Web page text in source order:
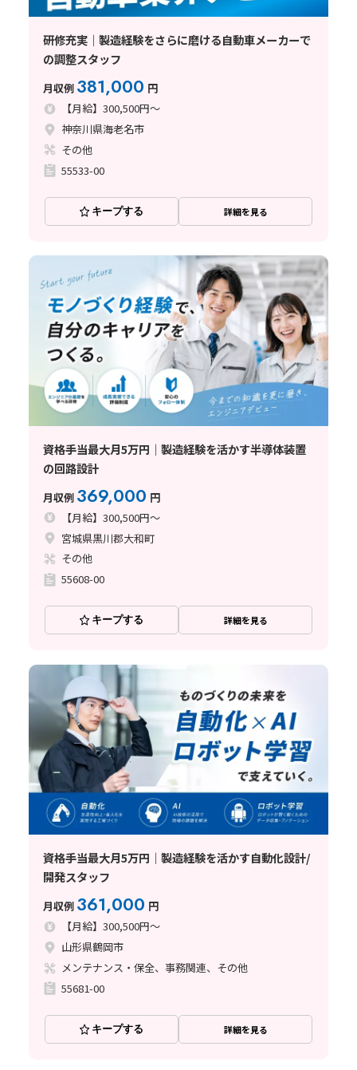
研修充実｜製造経験をさらに磨ける自動車メーカーで
の調整スタッフ
月収例 381,000 円
【月給】300,500円～
神奈川県海老名市
その他
55533-00
キープする 詳細を見る
資格手当最大月5万円｜製造経験を活かす半導体装置
の回路設計
月収例 369,000 円
【月給】300,500円～
宮城県黒川郡大和町
その他
55608-00
キープする 詳細を見る
資格手当最大月5万円｜製造経験を活かす自動化設計/
開発スタッフ
月収例 361,000 円
【月給】300,500円～
山形県鶴岡市
メンテナンス・保全、事務関連、その他
55681-00
キープする 詳細を見る